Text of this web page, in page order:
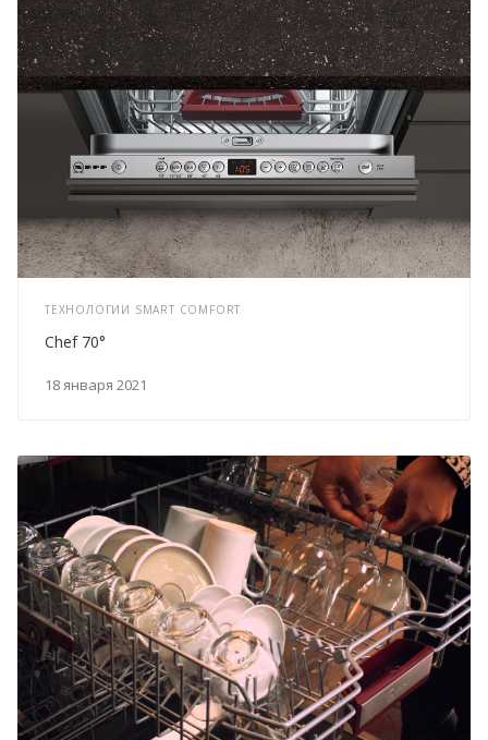
ТЕХНОЛОГИИ SMART COMFORT
18 января 2021
Chef 70°